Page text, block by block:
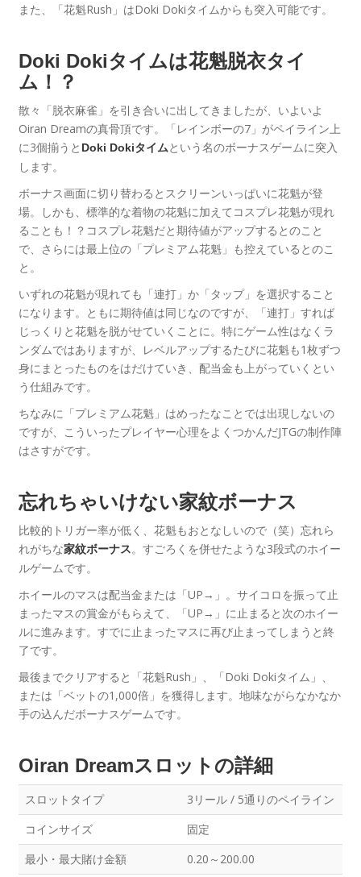
また、「花魁Rush」はDoki Dokiタイムからも突入可能です。
Doki Dokiタイムは花魁脱衣タイ
ム！？
散々「脱衣麻雀」を引き合いに出してきましたが、いよいよ
Oiran Dreamの真骨頂です。「レインボーの7」がペイライン上
に3個揃うと Doki Dokiタイムという名のボーナスゲームに突入
します。
ボーナス画面に切り替わるとスクリーンいっぱいに花魁が登
場。しかも、標準的な着物の花魁に加えてコスプレ花魁が現れ
ることも！？コスプレ花魁だと期待値がアップするとのこと
で、さらには最上位の「プレミアム花魁」も控えているとのこ
と。
いずれの花魁が現れても「連打」か「タップ」を選択すること
になります。ともに期待値は同じなのですが、「連打」すれば
じっくりと花魁を脱がせていくことに。特にゲーム性はなくラ
ンダムではありますが、レベルアップするたびに花魁も1枚ずつ
身にまとったものをはだけていき、配当金も上がっていくとい
う仕組みです。
ちなみに「プレミアム花魁」はめったなことでは出現しないの
ですが、こういったプレイヤー心理をよくつかんだJTGの制作陣
はさすがです。
忘れちゃいけない家紋ボーナス
比較的トリガー率が低く、花魁もおとなしいので（笑）忘れら
れがちな家紋ボーナス。すごろくを併せたような3段式のホイー
ルゲームです。
ホイールのマスは配当金または「UP→」。サイコロを振って止
まったマスの賞金がもらえて、「UP→」に止まると次のホイー
ルに進みます。すでに止まったマスに再び止まってしまうと終
了です。
最後までクリアすると「花魁Rush」、「Doki Dokiタイム」、
または「ベットの1,000倍」を獲得します。地味ながらなかなか
手の込んだボーナスゲームです。
Oiran Dreamスロットの詳細
スロットタイプ
3リール / 5通りのペイライン
コインサイズ
固定
最小・最大賭け金額
0.20～200.00